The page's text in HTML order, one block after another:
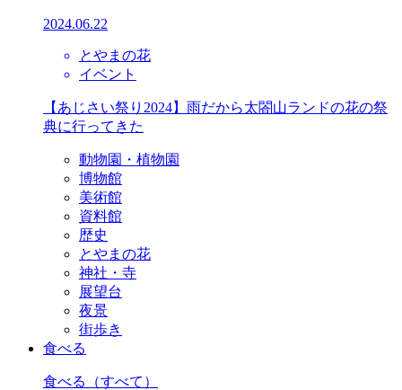
2024.06.22
とやまの花
イベント
【あじさい祭り2024】雨だから太閤山ランドの花の祭
典に行ってきた
動物園・植物園
博物館
美術館
資料館
歴史
とやまの花
神社・寺
展望台
夜景
街歩き
食べる
食べる （すべて）